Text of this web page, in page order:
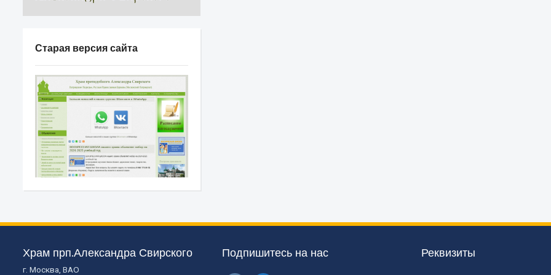
Старая версия сайта
Храм прп.Александра Свирского
г. Москва, ВАО
Подпишитесь на нас Реквизиты